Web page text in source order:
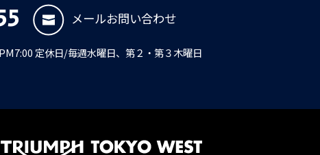
メールお問い合わせ
定休日/毎週水曜日、第２・第３木曜日